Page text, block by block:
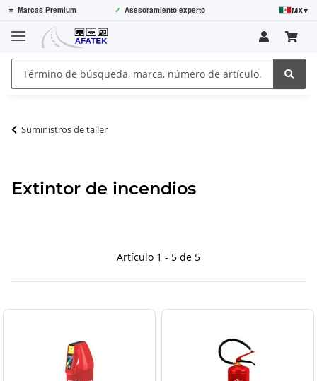
⭐ Marcas Premium ✓ Asesoramiento experto MX▾
Suministros de taller
Extintor de incendios
Artículo 1 - 5 de 5